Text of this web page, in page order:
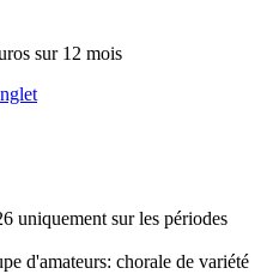
sur 12 mois
uniquement sur les périodes
d'amateurs: chorale de variété